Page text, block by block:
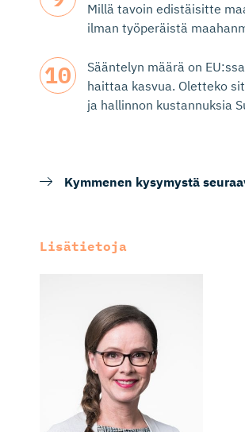
Millä tavoin edistäisitte
ilman työperäistä
Sääntelyn määrä on
haittaa kasvua. Oletteko
ja hallinnon kustannuksia
Kymmenen kysymystä
Lisätietoja